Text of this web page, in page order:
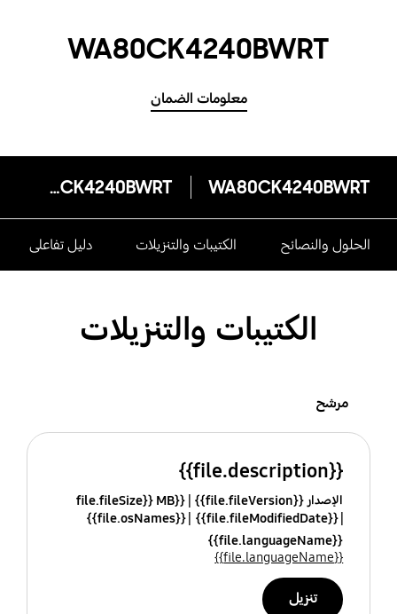
WA80CK4240BWRT
معلومات الضمان
WA80CK4240BWRT
WA80CK4240BWRT
الحلول والنصائح الكتيبات والتنزيلات دليل تفاعلى
الكتيبات والتنزيلات
مرشح
{{file.description}}
الإصدار {{file.fileVersion}}
{{file.fileSize}} MB
{{file.fileModifiedDate}}
{{file.osNames}}
{{file.languageName}}
{{file.languageName}}
تنزيل